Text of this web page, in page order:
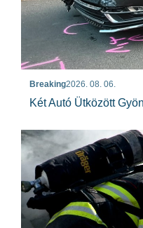
Breaking2026. 08. 06.
Két Autó Ütközött